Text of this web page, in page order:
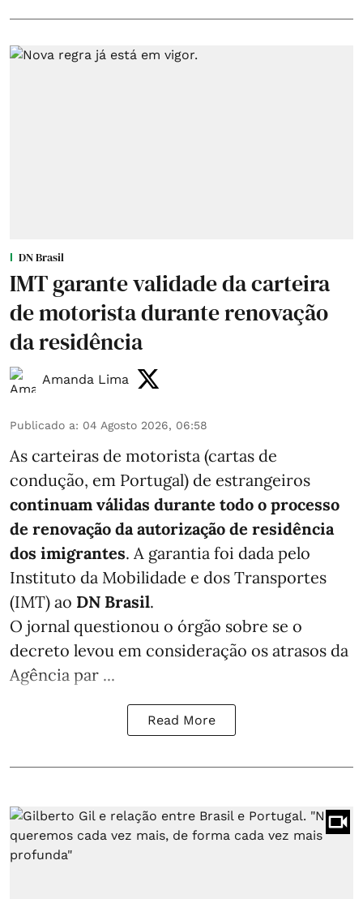
DN Brasil
IMT garante validade da carteira
de motorista durante renovação
da residência
Amanda Lima
Publicado a: 04 Agosto 2026, 06:58
As carteiras de motorista (cartas de
condução, em Portugal) de estrangeiros
continuam válidas durante todo o processo
de renovação da autorização de residência
dos imigrantes. A garantia foi dada pelo
Instituto da Mobilidade e dos Transportes
(IMT) ao DN Brasil.
O jornal questionou o órgão sobre se o
decreto levou em consideração os atrasos da
Agência par ...
Read More